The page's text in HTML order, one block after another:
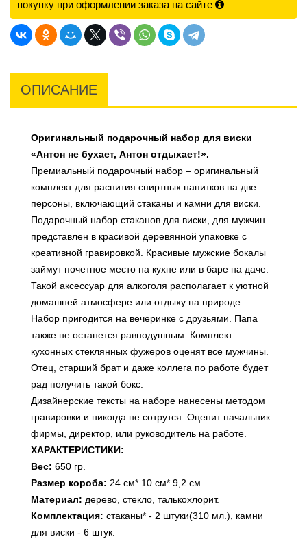
покупку при оформлении заказа на сайте
ОПИСАНИЕ
Оригинальный подарочный набор для виски
«Антон не бухает, Антон отдыхает!».
Премиальный подарочный набор – оригинальный
комплект для распития спиртных напитков на две
персоны, включающий стаканы и камни для виски.
Подарочный набор стаканов для виски, для мужчин
представлен в красивой деревянной упаковке с
креативной гравировкой. Красивые мужские бокалы
займут почетное место на кухне или в баре на даче.
Такой аксессуар для алкоголя располагает к уютной
домашней атмосфере или отдыху на природе.
Набор пригодится на вечеринке с друзьями. Папа
также не останется равнодушным. Комплект
кухонных стеклянных фужеров оценят все мужчины.
Отец, старший брат и даже коллега по работе будет
рад получить такой бокс.
Дизайнерские тексты на наборе нанесены методом
гравировки и никогда не сотрутся. Оценит начальник
фирмы, директор, или руководитель на работе.
ХАРАКТЕРИСТИКИ:
Вес: 650 гр.
Размер короба: 24 см* 10 см* 9,2 см.
Материал: дерево, стекло, талькохлорит.
Комплектация: стаканы* - 2 штуки(310 мл.), камни
для виски - 6 штук.